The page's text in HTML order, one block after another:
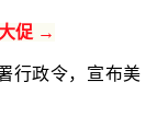
促 →
行政令，宣布美